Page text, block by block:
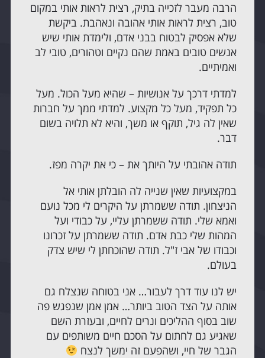
הרבה מעבר לזכייה בתיק, רצית לראות אותי במקום
טוב, רצית לראות אותי אהובה ונאהבת. ביקשת
שלא אפסיק לבטוח בבני אדם, ולימדת אותי שיש
אנשים טובים באמת שהם נקיים וטהורים, טובי לב
ואמיתיים.
למדתי דרכך על אנושיות – שהיא מעל הכול. מעל
כל תפקיד, מעל כל מקצוע. למדתי ממך על חברות
שאין לה גיל, תוקף או משך, והיא לא תלויה בשום
דבר.
תודה אהובתי על היותך את – כי את יקרה מפז.
במקצועיות שאין שנייה לה הובלתן אותי אל
הניצחון. תודה ששמרתן על היקרים לי מכל נועם
ואמא שלי. תודה ששמרתן עליי, על כבודי ועל
המהות שלי כבת אדם. תודה ששמרתן על זכרונו
וכבודו של אבי ז"ל. תודה שהוכחתן לי שיש צדק
בעולם.
יש לנו עוד דרך לעבור… אני בטוחה שנצלח גם
אותה על הצד הטוב ביותר… אמן אמן שנפגש פה
שוב בסוף ההליכים ונרים לחיים, ובעזרת השם
שאגיע גם לחתום על הסכם חיים משותפים עם
הגבר של חיי, ושהפעם זה ימשך לנצח